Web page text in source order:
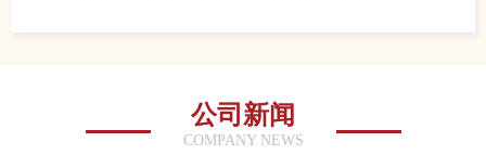
公司新闻
COMPANY NEWS